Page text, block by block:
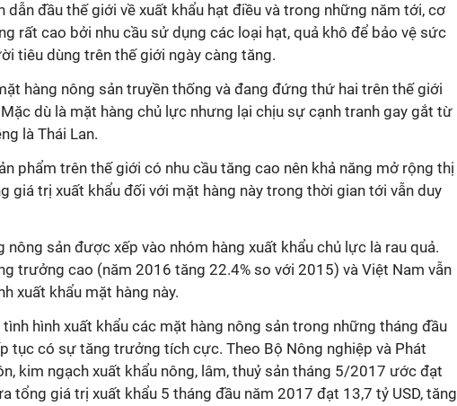
dẫn đầu thế giới về xuất khẩu hạt điều và trong những năm tới, cơ
rất cao bởi nhu cầu sử dụng các loại hạt, quả khô để bảo vệ sức
tiêu dùng trên thế giới ngày càng tăng.
hàng nông sản truyền thống và đang đứng thứ hai trên thế giới
dù là mặt hàng chủ lực nhưng lại chịu sự cạnh tranh gay gắt từ
là Thái Lan.
phẩm trên thế giới có nhu cầu tăng cao nên khả năng mở rộng thị
giá trị xuất khẩu đối với mặt hàng này trong thời gian tới vẫn duy
nông sản được xếp vào nhóm hàng xuất khẩu chủ lực là rau quả.
trưởng cao (năm 2016 tăng 22.4% so với 2015) và Việt Nam vẫn
xuất khẩu mặt hàng này.
tình hình xuất khẩu các mặt hàng nông sản trong những tháng đầu
tục có sự tăng trưởng tích cực. Theo Bộ Nông nghiệp và Phát
kim ngạch xuất khẩu nông, lâm, thuỷ sản tháng 5/2017 ước đạt
tổng giá trị xuất khẩu 5 tháng đầu năm 2017 đạt 13,7 tỷ USD, tăng